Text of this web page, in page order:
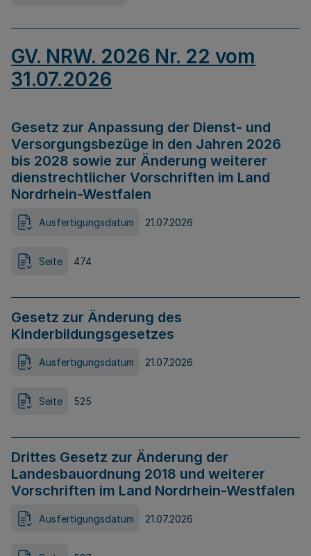
GV. NRW. 2026 Nr. 22 vom
31.07.2026
Gesetz zur Anpassung der Dienst- und
Versorgungsbezüge in den Jahren 2026
bis 2028 sowie zur Änderung weiterer
dienstrechtlicher Vorschriften im Land
Nordrhein-Westfalen
Ausfertigungsdatum 21.07.2026
Seite 474
Gesetz zur Änderung des
Kinderbildungsgesetzes
Ausfertigungsdatum 21.07.2026
Seite 525
Drittes Gesetz zur Änderung der
Landesbauordnung 2018 und weiterer
Vorschriften im Land Nordrhein-Westfalen
Ausfertigungsdatum 21.07.2026